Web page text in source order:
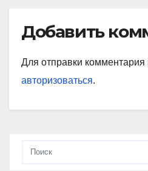
Добавить
Для отправки
авторизоваться.